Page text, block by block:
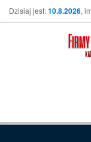
Dzisiaj jest:10.8.2026,